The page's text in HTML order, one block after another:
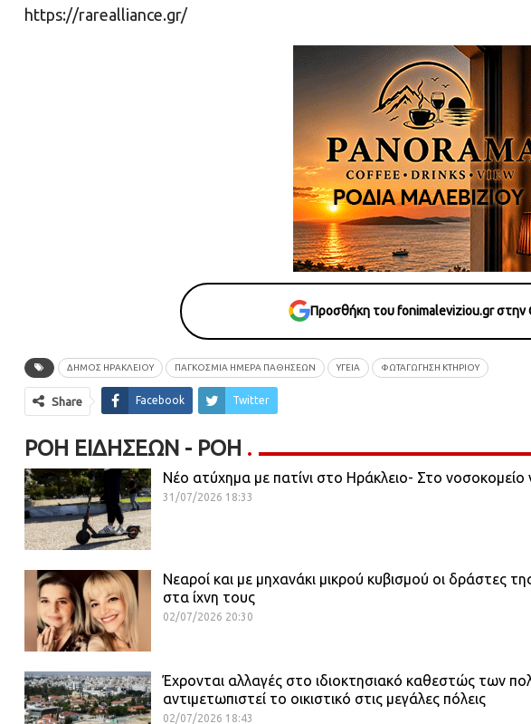
https://rarealliance.gr/
Προσθήκη του fonimaleviziou.gr στην
ΔΗΜΟΣ ΗΡΑΚΛΕΙΟΥ ΠΑΓΚΟΣΜΙΑ ΗΜΕΡΑ ΠΑΘΗΣΕΩΝ ΥΓΕΙΑ ΦΩΤΑΓΩΓΗΣΗ ΚΤΗΡΙΟΥ
Share Facebook Twitter
ΡΟΉ ΕΙΔΉΣΕΩΝ - ΡΟΗ
Νέο ατύχημα με πατίνι στο Ηράκλειο- Στο
31/07/2026 18:33
Νεαροί και με μηχανάκι μικρού κυβισμού οι δράστες
στα ίχνη τους
02/07/2026 20:30
Έχρονται αλλαγές στο ιδιοκτησιακό καθεστώς των
αντιμετωπιστεί το οικιστικό στις μεγάλες πόλεις
02/07/2026 18:43